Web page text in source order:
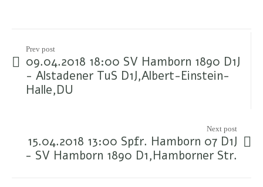
Prev post
09.04.2018 18:00 SV Hamborn 1890 D1J
- Alstadener TuS D1J,Albert-Einstein-
Halle,DU
Next post
15.04.2018 13:00 Spfr. Hamborn 07 D1J
- SV Hamborn 1890 D1,Hamborner Str.